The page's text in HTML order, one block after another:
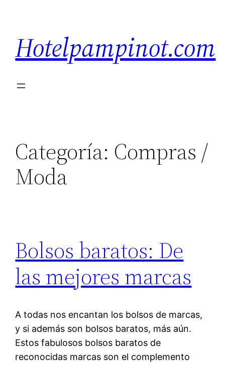
contenido
Hotelpampinot.com
Categoría: Compras /
Moda
Bolsos baratos: De
las mejores marcas
A todas nos encantan los bolsos de marcas,
y si además son bolsos baratos, más aún.
Estos fabulosos bolsos baratos de
reconocidas marcas son el complemento